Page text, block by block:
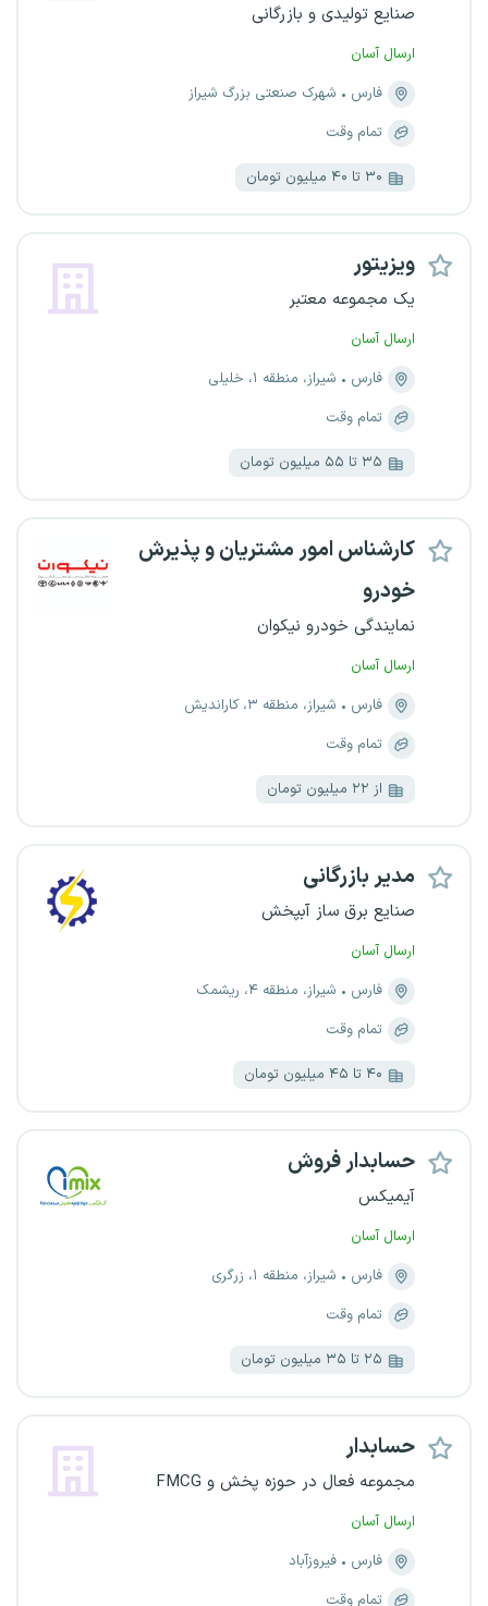
صنایع تولیدی و بازرگانی
ارسال آسان
فارس
شهرک صنعتی بزرگ شیراز
تمام وقت
۳۰ تا ۴۰ میلیون تومان
ویزیتور
یک مجموعه معتبر
ارسال آسان
فارس
شیراز، منطقه ۱، خلیلی
تمام وقت
۳۵ تا ۵۵ میلیون تومان
کارشناس امور مشتریان و پذیرش
خودرو
نمایندگی خودرو نیکوان
ارسال آسان
فارس
شیراز، منطقه ۳، کاراندیش
تمام وقت
از ۲۲ میلیون تومان
مدیر بازرگانی
صنایع برق ساز آبپخش
ارسال آسان
فارس
شیراز، منطقه ۴، ریشمک
تمام وقت
۴۰ تا ۴۵ میلیون تومان
حسابدار فروش
آیمیکس
ارسال آسان
فارس
شیراز، منطقه ۱، زرگری
تمام وقت
۲۵ تا ۳۵ میلیون تومان
حسابدار
مجموعه فعال در حوزه پخش و FMCG
ارسال آسان
فارس
فیروزآباد
تمام وقت